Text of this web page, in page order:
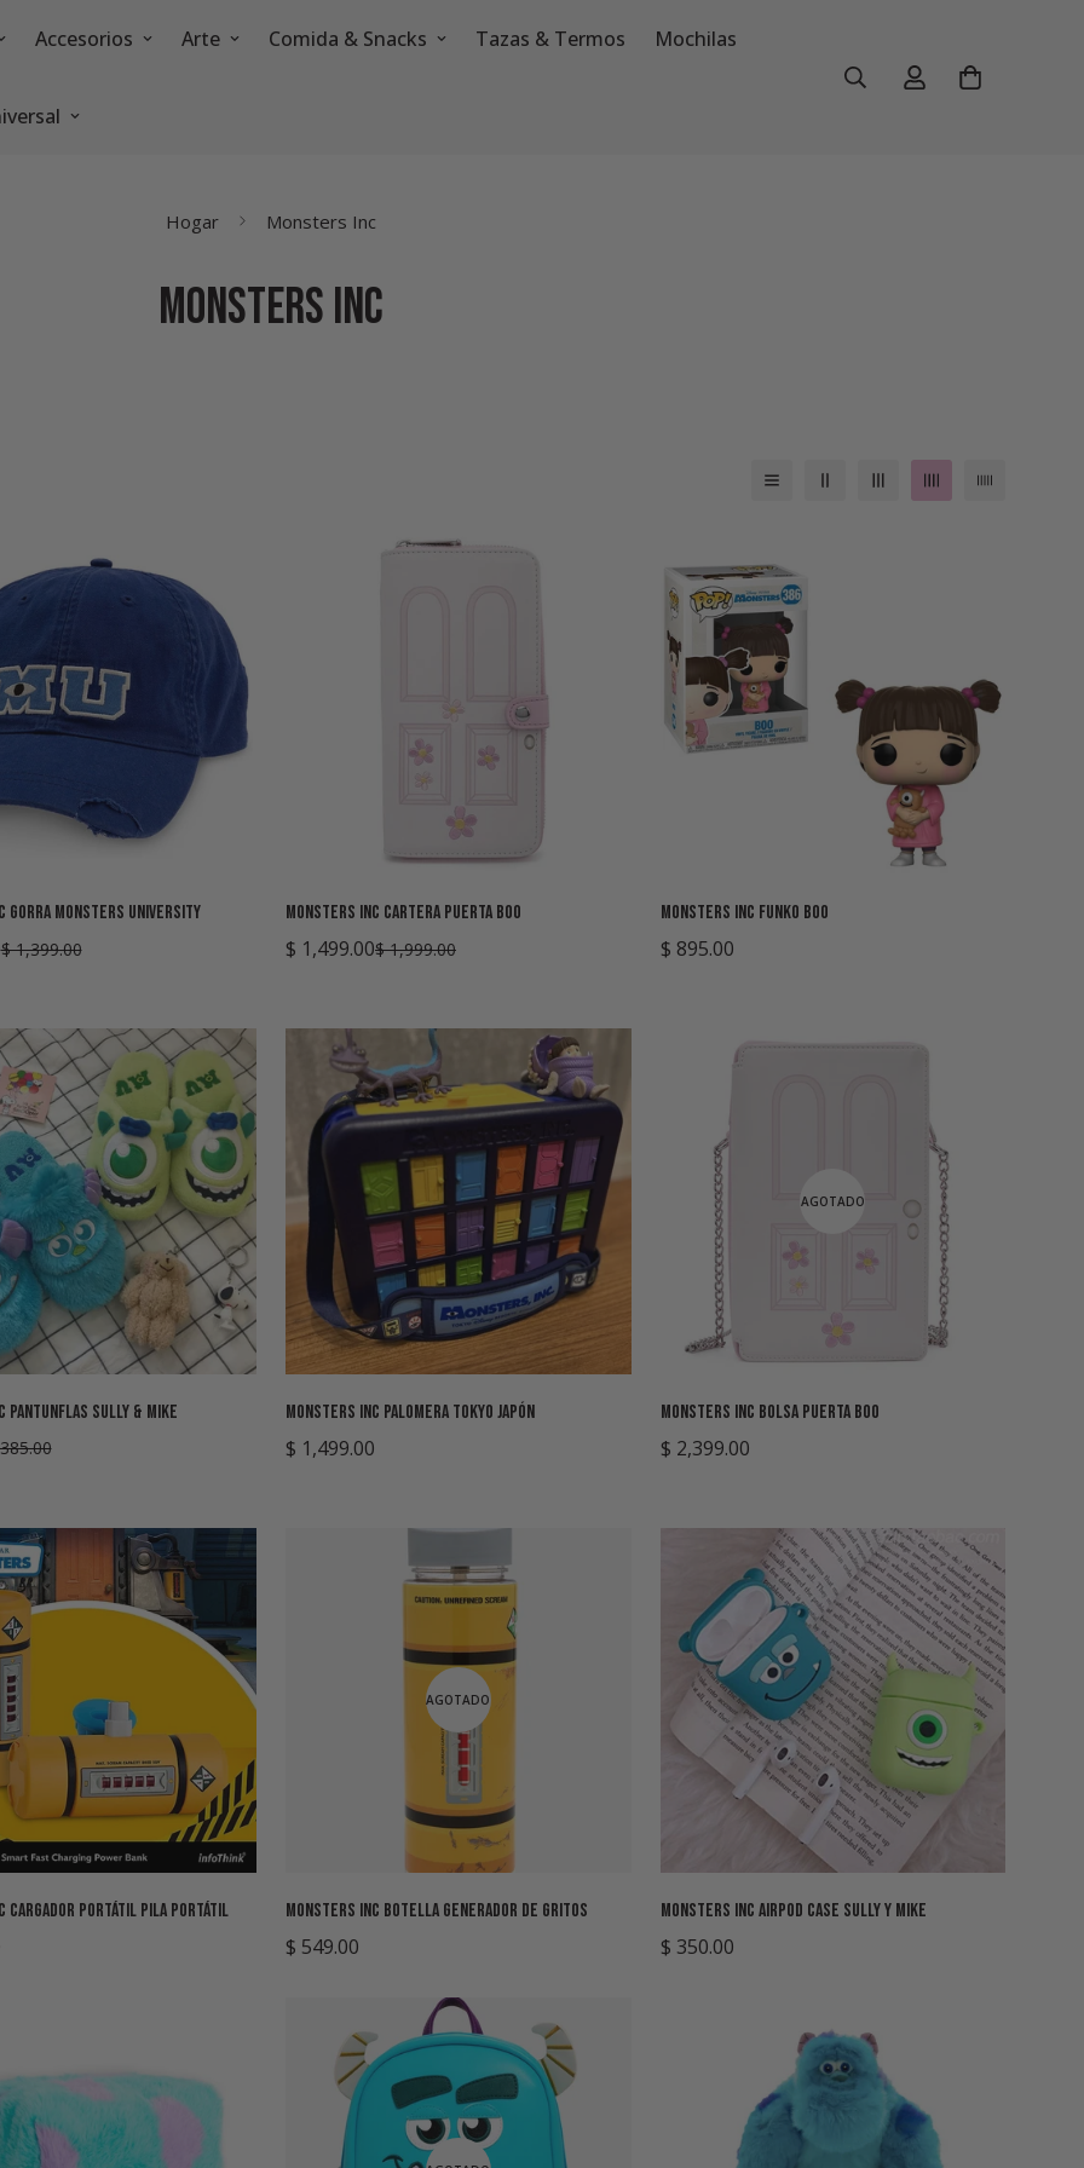
Accesorios Arte Comida & Snacks Tazas & Termos Mochilas
Hogar Monsters Inc
Monsters Inc
Agregar rápido
Gorra Monsters University
$ 1,399.00
Agregar rápido
Monsters Inc Cartera Puerta Boo
Precio
$ 1,499.00
Precio
$ 1,999.00
Agregar rápido
Monsters Inc Funko Boo
Precio
$ 895.00
opciones
Pantunflas Sully & Mike
Agregar rápido
Monsters Inc Palomera Tokyo Japón
Precio
$ 1,499.00
AGOTADO
Monsters Inc Bolsa Puerta Boo
Precio
$ 2,399.00
opciones
Cargador Portátil Pila Portátil
AGOTADO
Monsters Inc Botella Generador de Gritos
Precio
$ 549.00
Seleccione opciones
Monsters Inc Airpod Case Sully y Mike
Precio
$ 350.00